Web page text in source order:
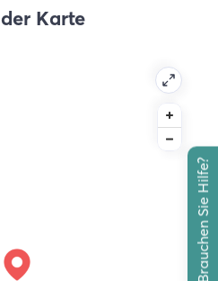
Brauchen Sie Hilfe?
Karte